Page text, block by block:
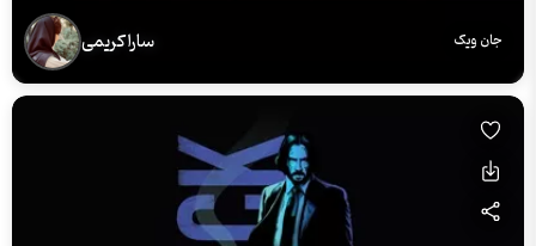
جان ویک سارا کریمی